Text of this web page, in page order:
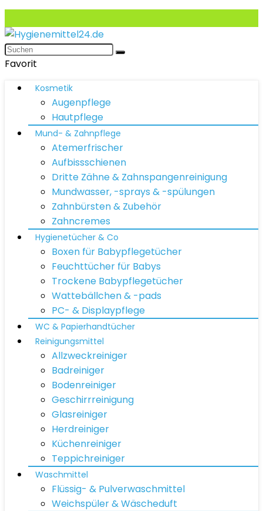
Favorit
Kosmetik
Augenpflege
Hautpflege
Mund- & Zahnpflege
Atemerfrischer
Aufbissschienen
Dritte Zähne & Zahnspangenreinigung
Mundwasser, -sprays & -spülungen
Zahnbürsten & Zubehör
Zahncremes
Hygienetücher & Co
Boxen für Babypflegetücher
Feuchttücher für Babys
Trockene Babypflegetücher
Wattebällchen & -pads
PC- & Displaypflege
WC & Papierhandtücher
Reinigungsmittel
Allzweckreiniger
Badreiniger
Bodenreiniger
Geschirrreinigung
Glasreiniger
Herdreiniger
Küchenreiniger
Teppichreiniger
Waschmittel
Flüssig- & Pulverwaschmittel
Weichspüler & Wäscheduft